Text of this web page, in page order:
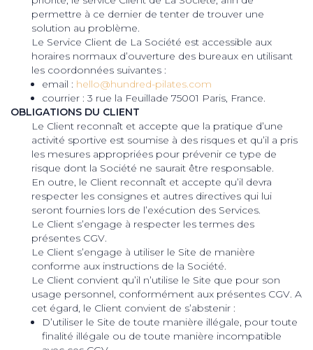
permettre à ce dernier de tenter de trouver une
solution au problème.
Le Service Client de La Société est accessible aux
horaires normaux d’ouverture des bureaux en utilisant
les coordonnées suivantes :
email : hello@hundred-pilates.com
courrier : 3 rue la Feuillade 75001 Paris, France.
OBLIGATIONS DU CLIENT
Le Client reconnaît et accepte que la pratique d’une
activité sportive est soumise à des risques et qu’il a pris
les mesures appropriées pour prévenir ce type de
risque dont la Société ne saurait être responsable.
En outre, le Client reconnaît et accepte qu’il devra
respecter les consignes et autres directives qui lui
seront fournies lors de l’exécution des Services.
Le Client s’engage à respecter les termes des
présentes CGV.
Le Client s’engage à utiliser le Site de manière
conforme aux instructions de la Société.
Le Client convient qu’il n’utilise le Site que pour son
usage personnel, conformément aux présentes CGV. A
cet égard, le Client convient de s’abstenir :
D’utiliser le Site de toute manière illégale, pour toute
finalité illégale ou de toute manière incompatible